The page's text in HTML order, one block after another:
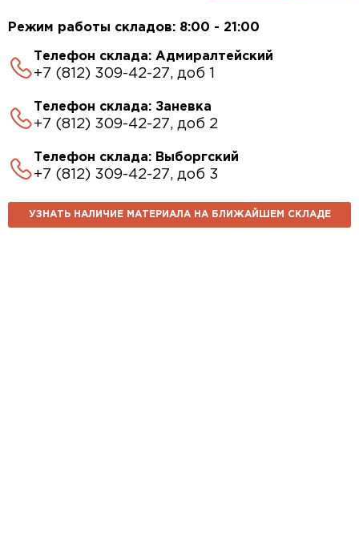
Режим работы складов: 8:00 - 21:00
Телефон склада: Адмиралтейский
+7 (812) 309-42-27, доб 1
Телефон склада: Заневка
+7 (812) 309-42-27, доб 2
Телефон склада: Выборгский
+7 (812) 309-42-27, доб 3
УЗНАТЬ НАЛИЧИЕ МАТЕРИАЛА НА БЛИЖАЙШЕМ СКЛАДЕ